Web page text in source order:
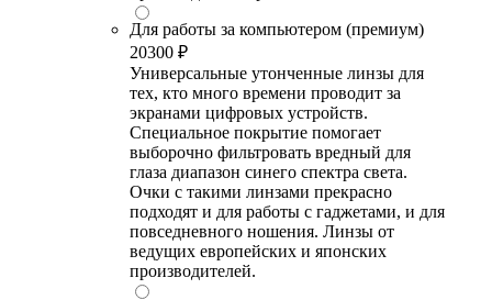
Для работы за компьютером (премиум)
20300 ₽
Универсальные утонченные линзы для
тех, кто много времени проводит за
экранами цифровых устройств.
Специальное покрытие помогает
выборочно фильтровать вредный для
глаза диапазон синего спектра света.
Очки с такими линзами прекрасно
подходят и для работы с гаджетами, и для
повседневного ношения. Линзы от
ведущих европейских и японских
производителей.